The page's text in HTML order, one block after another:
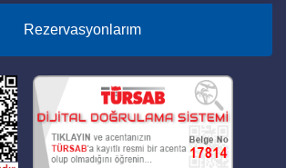
Rezervasyonlarım